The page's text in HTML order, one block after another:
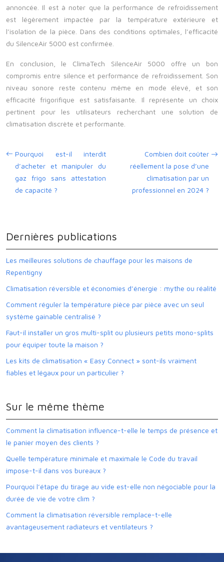
annoncée. Il est à noter que la performance de refroidissement
est légèrement impactée par la température extérieure et
l’isolation de la pièce. Dans des conditions optimales, l’efficacité
du SilenceAir 5000 est confirmée.
En conclusion, le ClimaTech SilenceAir 5000 offre un bon
compromis entre silence et performance de refroidissement. Son
niveau sonore reste contenu même en mode élevé, et son
efficacité frigorifique est satisfaisante. Il représente un choix
pertinent pour les utilisateurs recherchant une solution de
climatisation discrète et performante.
Pourquoi est-il interdit
d’acheter et manipuler du
gaz frigo sans attestation
de capacité ?
Combien doit coûter
réellement la pose d’une
climatisation par un
professionnel en 2024 ?
Dernières publications
Les meilleures solutions de chauffage pour les maisons de
Repentigny
Climatisation réversible et économies d’énergie : mythe ou réalité
Comment réguler la température pièce par pièce avec un seul
système gainable centralisé ?
Faut-il installer un gros multi-split ou plusieurs petits mono-splits
pour équiper toute la maison ?
Les kits de climatisation « Easy Connect » sont-ils vraiment
fiables et légaux pour un particulier ?
Sur le même thème
Comment la climatisation influence-t-elle le temps de présence et
le panier moyen des clients ?
Quelle température minimale et maximale le Code du travail
impose-t-il dans vos bureaux ?
Pourquoi l’étape du tirage au vide est-elle non négociable pour la
durée de vie de votre clim ?
Comment la climatisation réversible remplace-t-elle
avantageusement radiateurs et ventilateurs ?